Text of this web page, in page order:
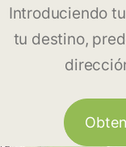
Introduciendo
tu destino,